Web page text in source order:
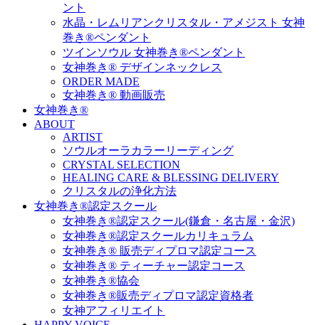
ント
水晶・レムリアンクリスタル・アメジスト 女神
巻き®ペンダント
ツインソウル 女神巻き®ペンダント
女神巻き® デザインネックレス
ORDER MADE
女神巻き® 動画販売
女神巻き®
ABOUT
ARTIST
ソウルオーラカラーリーディング
CRYSTAL SELECTION
HEALING CARE & BLESSING DELIVERY
クリスタルの浄化方法
女神巻き®認定スクール
女神巻き®認定スクール(鎌倉・名古屋・金沢)
女神巻き®認定スクールカリキュラム
女神巻き® 販売ディプロマ認定コース
女神巻き® ティーチャー認定コース
女神巻き®協会
女神巻き®販売ディプロマ認定資格者
女神アフィリエイト